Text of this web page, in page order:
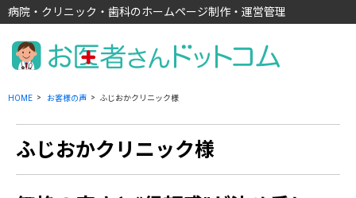
病院・クリニック・歯科のホームページ制作・運営管理
HOME お客様の声 ふじおかクリニック様
ふじおかクリニック様